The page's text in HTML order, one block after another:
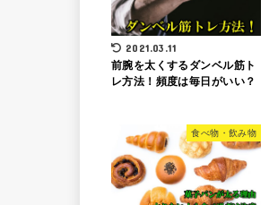
2021.03.11
前腕を太くするダンベル筋ト
レ方法！頻度は毎日がいい？
食べ物・飲み物